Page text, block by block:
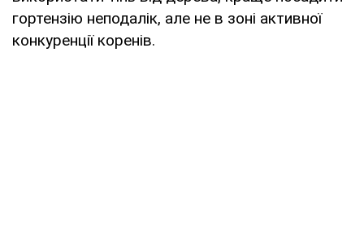
гортензію неподалік, але не в зоні активної
конкуренції коренів.